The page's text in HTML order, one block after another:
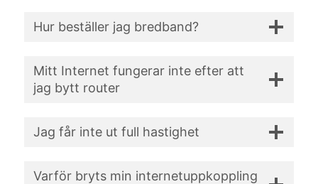
Hur beställer jag bredband?
Mitt Internet fungerar inte efter att
jag bytt router
Jag får inte ut full hastighet
Varför bryts min internetuppkoppling